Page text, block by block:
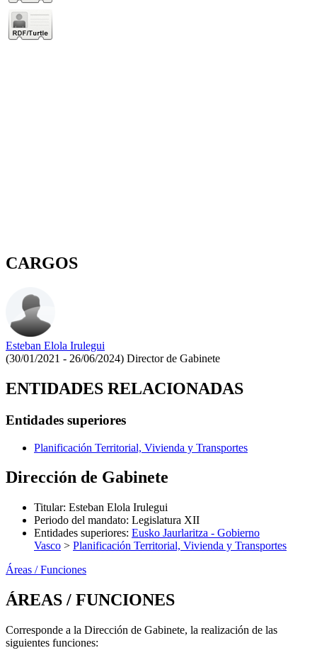
CARGOS
Esteban Elola Irulegui
(30/01/2021 - 26/06/2024) Director de Gabinete
ENTIDADES RELACIONADAS
Entidades superiores
Planificación Territorial, Vivienda y Transportes
Dirección de Gabinete
Titular: Esteban Elola Irulegui
Periodo del mandato: Legislatura XII
Entidades superiores: Eusko Jaurlaritza - Gobierno
Vasco > Planificación Territorial, Vivienda y Transportes
Áreas / Funciones
ÁREAS / FUNCIONES
Corresponde a la Dirección de Gabinete, la realización de las
siguientes funciones: